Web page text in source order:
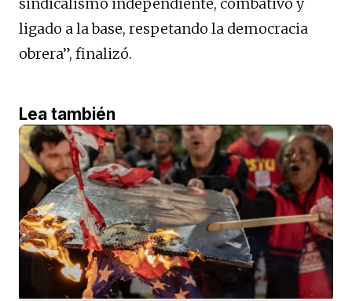
ligado a la base, respetando la democracia
obrera”, finalizó.
Lea también